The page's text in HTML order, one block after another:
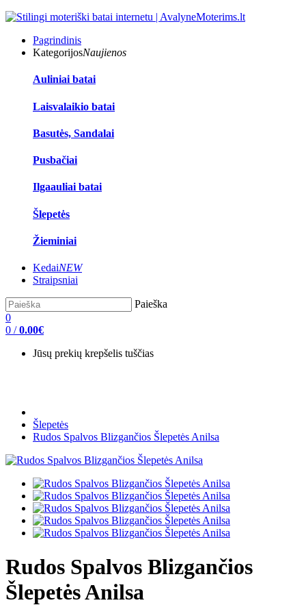
Pagrindinis
KategorijosNaujienos
Auliniai batai
Laisvalaikio batai
Basutės, Sandalai
Pusbačiai
Ilgaauliai batai
Šlepetės
Žieminiai
KedaiNEW
Straipsniai
Paieška
0
0 / 0.00€
Jūsų prekių krepšelis tuščias
Šlepetės
Rudos Spalvos Blizgančios Šlepetės Anilsa
Rudos Spalvos Blizgančios
Šlepetės Anilsa